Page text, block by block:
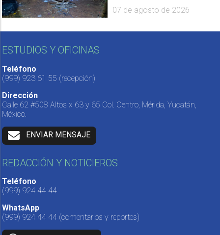
07 de agosto de 2026
ESTUDIOS Y OFICINAS
Teléfono
(999) 923 61 55 (recepción)
Dirección
Calle 62 #508 Altos x 63 y 65 Col. Centro, Mérida, Yucatán,
México.
ENVIAR MENSAJE
REDACCIÓN Y NOTICIEROS
Teléfono
(999) 924 44 44
WhatsApp
(999) 924 44 44 (comentarios y reportes)